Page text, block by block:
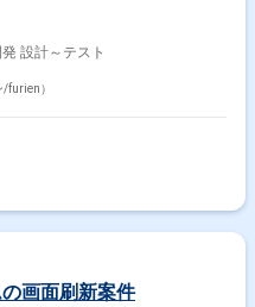
設計～テスト
furien）
画面刷新案件